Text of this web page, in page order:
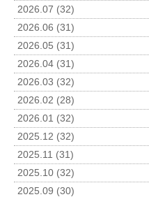
2026.07 (32)
2026.06 (31)
2026.05 (31)
2026.04 (31)
2026.03 (32)
2026.02 (28)
2026.01 (32)
2025.12 (32)
2025.11 (31)
2025.10 (32)
2025.09 (30)